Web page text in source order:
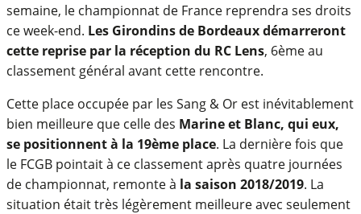
semaine, le championnat de France reprendra ses droits
ce week-end. Les Girondins de Bordeaux démarreront
cette reprise par la réception du RC Lens, 6ème au
classement général avant cette rencontre.
Cette place occupée par les Sang & Or est inévitablement
bien meilleure que celle des Marine et Blanc, qui eux,
se positionnent à la 19ème place. La dernière fois que
le FCGB pointait à ce classement après quatre journées
de championnat, remonte à la saison 2018/2019. La
situation était très légèrement meilleure avec seulement